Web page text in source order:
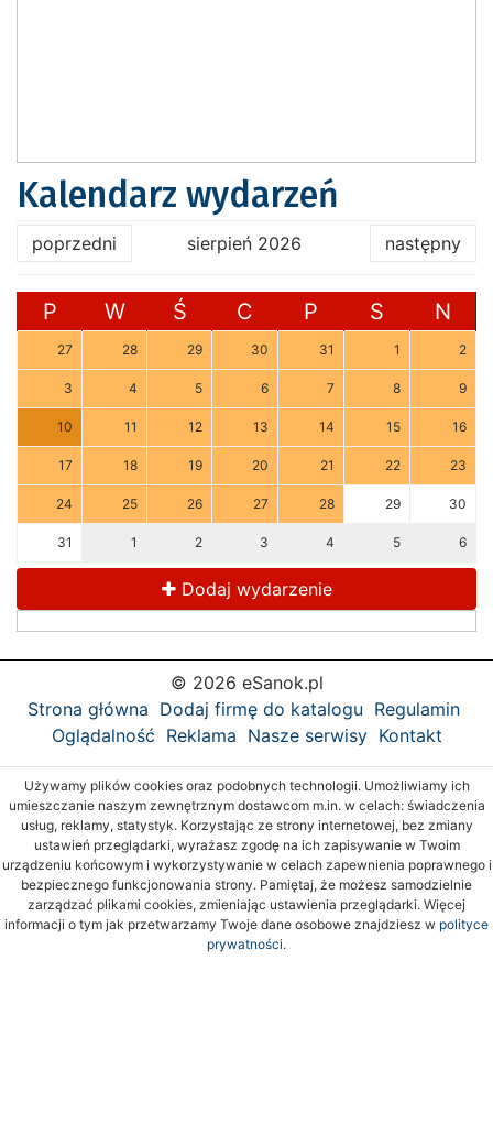
Kalendarz wydarzeń
poprzedni sierpień 2026 następny
P W Ś C P S N
27 28 29 30 31 1 2
3 4 5 6 7 8 9
10 11 12 13 14 15 16
17 18 19 20 21 22 23
24 25 26 27 28 29 30
31 1 2 3 4 5 6
Dodaj wydarzenie
© 2026 eSanok.pl
Strona główna Dodaj firmę do katalogu Regulamin
Oglądalność Reklama Nasze serwisy Kontakt
Używamy plików cookies oraz podobnych technologii. Umożliwiamy ich
umieszczanie naszym zewnętrznym dostawcom m.in. w celach: świadczenia
usług, reklamy, statystyk. Korzystając ze strony internetowej, bez zmiany
ustawień przeglądarki, wyrażasz zgodę na ich zapisywanie w Twoim
urządzeniu końcowym i wykorzystywanie w celach zapewnienia poprawnego i
bezpiecznego funkcjonowania strony. Pamiętaj, że możesz samodzielnie
zarządzać plikami cookies, zmieniając ustawienia przeglądarki. Więcej
informacji o tym jak przetwarzamy Twoje dane osobowe znajdziesz w polityce
prywatności.